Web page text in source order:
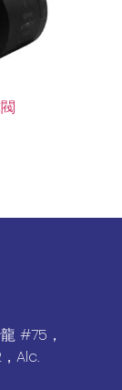
#75，
Alc.